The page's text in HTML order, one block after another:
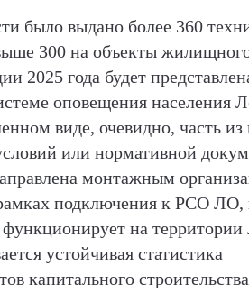
было выдано более 360
300 на объекты жилищного
2025 года будет
оповещения населения
виде, очевидно, часть из
или нормативной
монтажным
подключения к РСО
на территории
устойчивая статистика
капитального